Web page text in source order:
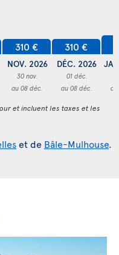
310 €
NOV. 2026
30 nov.
au 08 déc.
310 €
DÉC. 2026
01 déc.
au 08 déc.
et incluent les taxes et les
et de Bâle-Mulhouse.